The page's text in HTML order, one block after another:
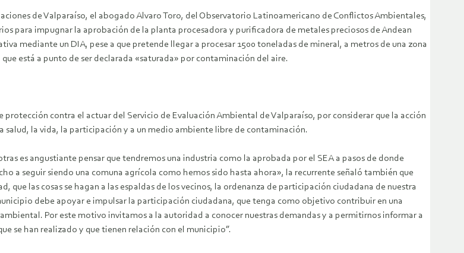
de Valparaíso, el abogado Alvaro Toro, del Observatorio Latinoamericano de Conflictos Ambientales,
para impugnar la aprobación de la planta procesadora y purificadora de metales preciosos de Andean
mediante un DIA, pese a que pretende llegar a procesar 1500 toneladas de mineral, a metros de una zona
está a punto de ser declarada «saturada» por contaminación del aire.
contra el actuar del Servicio de Evaluación Ambiental de Valparaíso, por considerar que la acción
la vida, la participación y a un medio ambiente libre de contaminación.
es angustiante pensar que tendremos una industria como la aprobada por el SEA a pasos de donde
a seguir siendo una comuna agrícola como hemos sido hasta ahora», la recurrente señaló también que
las cosas se hagan a las espaldas de los vecinos, la ordenanza de participación ciudadana de nuestra
debe apoyar e impulsar la participación ciudadana, que tenga como objetivo contribuir en una
Por este motivo invitamos a la autoridad a conocer nuestras demandas y a permitirnos informar a
se han realizado y que tienen relación con el municipio”.